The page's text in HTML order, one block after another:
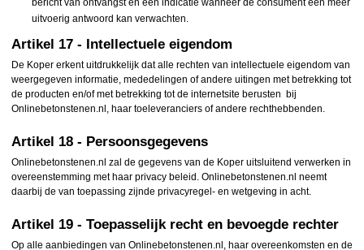
bericht van ontvangst en een indicatie wanneer de consument een meer
uitvoerig antwoord kan verwachten.
Artikel 17 - Intellectuele eigendom
De Koper erkent uitdrukkelijk dat alle rechten van intellectuele eigendom van
weergegeven informatie, mededelingen of andere uitingen met betrekking tot
de producten en/of met betrekking tot de internetsite berusten bij
Onlinebetonstenen.nl, haar toeleveranciers of andere rechthebbenden.
Artikel 18 - Persoonsgegevens
Onlinebetonstenen.nl zal de gegevens van de Koper uitsluitend verwerken in
overeenstemming met haar privacy beleid. Onlinebetonstenen.nl neemt
daarbij de van toepassing zijnde privacyregel- en wetgeving in acht.
Artikel 19 - Toepasselijk recht en bevoegde rechter
Op alle aanbiedingen van Onlinebetonstenen.nl, haar overeenkomsten en de